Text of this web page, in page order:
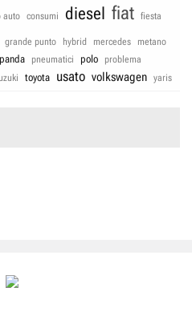
auto consumi diesel fiat fiesta
grande punto hybrid mercedes
metano
panda pneumatici polo
problema
toyota usato volkswagen yaris